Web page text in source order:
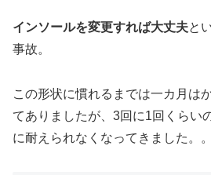
インソールを変更すれば大丈夫と
事故。
この形状に慣れるまでは一カ月は
てありましたが、3回に1回くらい
に耐えられなくなってきました。。